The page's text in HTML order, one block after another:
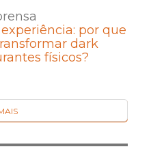
por que
dark
físicos?